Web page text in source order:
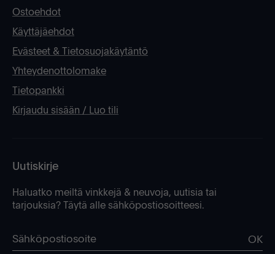
Ostoehdot
Käyttäjäehdot
Evästeet & Tietosuojakäytäntö
Yhteydenottolomake
Tietopankki
Kirjaudu sisään / Luo tili
Uutiskirje
Haluatko meiltä vinkkejä & neuvoja, uutisia tai
tarjouksia? Täytä alle sähköpostiosoitteesi.
OK